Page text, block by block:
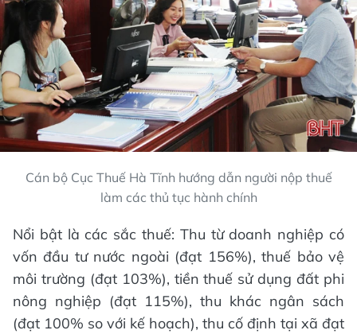
Cán bộ Cục Thuế Hà Tĩnh hướng dẫn người nộp thuế
làm các thủ tục hành chính
Nổi bật là các sắc thuế: Thu từ doanh nghiệp có
vốn đầu tư nước ngoài (đạt 156%), thuế bảo vệ
môi trường (đạt 103%), tiền thuế sử dụng đất phi
nông nghiệp (đạt 115%), thu khác ngân sách
(đạt 100% so với kế hoạch), thu cố định tại xã đạt